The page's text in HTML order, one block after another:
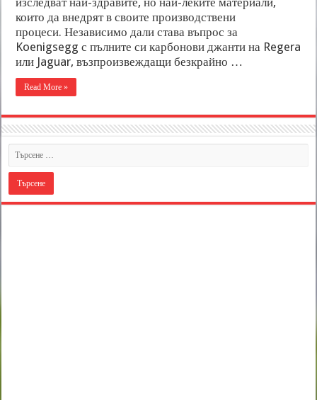
които да внедрят в своите производствени
процеси. Независимо дали става въпрос за
Koenigsegg с пълните си карбонови джанти на Regera
или Jaguar, възпроизвеждащи безкрайно …
Read More »